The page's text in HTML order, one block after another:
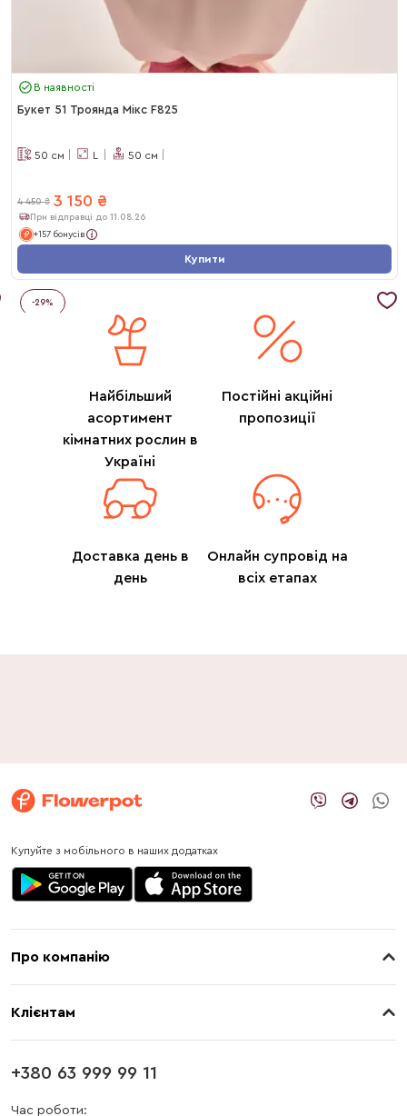
В наявності
Букет 51 Троянда Мікс F825
50 см L 50 см
4 450 ₴ 3 150 ₴
При відправці до 11.08.26
+157 бонусів
Купити
-29%
Найбільший
асортимент
кімнатних рослин в
Україні
Постійні акційні
пропозиції
Доставка день в
день
Онлайн супровід на
всіх етапах
Купуйте з мобільного в наших додатках
Про компанію
Клієнтам
Оплата
Блог
+380 63 999 99 11
Час роботи: